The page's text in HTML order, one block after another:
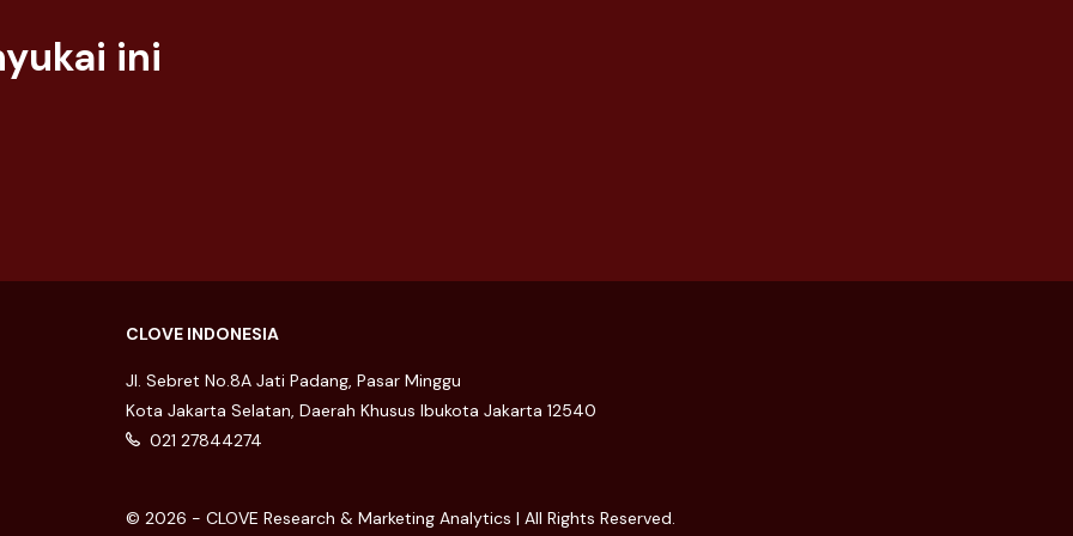
ini
Shopping Styles: FOMO vs.
CLOVE INDONESIA
Jl. Sebret No.8A Jati Padang, Pasar Minggu
Kota Jakarta Selatan, Daerah Khusus Ibukota Jakarta 12540
021 27844274
© 2026 - CLOVE Research & Marketing Analytics | All Rights Reserved.